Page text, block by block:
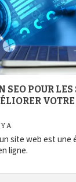
POUR
A
site web est une
ligne.